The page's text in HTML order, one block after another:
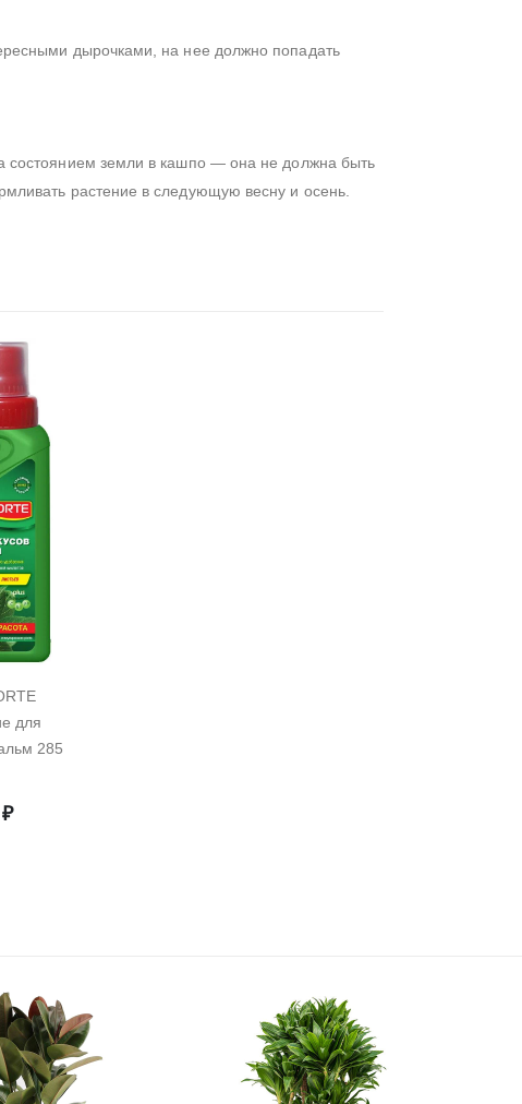
дырочками, на нее должно попадать
состоянием земли в кашпо — она не должна быть
растение в следующую весну и осень.
для
285
₽